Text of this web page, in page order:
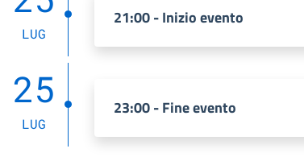
LUG
21:00 - Inizio evento
25
LUG
23:00 - Fine evento